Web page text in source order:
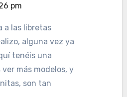
pm
a las libretas
alguna vez ya
tenéis una
más modelos, y
son tan